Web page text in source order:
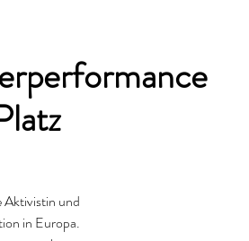
und
in Europa.